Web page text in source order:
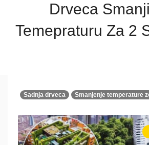
Drveca
Temepraturu Za 2
Sadnja drveca Smanjenje temperature